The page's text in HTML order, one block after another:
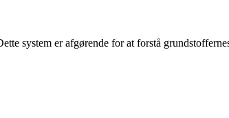
system er afgørende for at forstå